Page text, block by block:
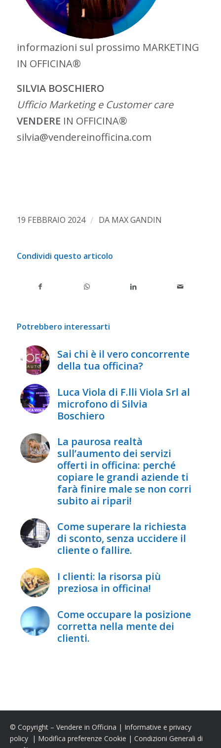
informazioni sul prossimo MARKETING
IN OFFICINA®
SILVIA BOSCHIERO
Ufficio Marketing e Customer care
VENDERE IN OFFICINA®
silvia@vendereinofficina.com
19 FEBBRAIO 2024 / DA MAX GANDIN
Condividi questo articolo
Potrebbero interessarti
Sai chi è il vero concorrente
della tua officina?
Luca Viola di F.lli Viola Srl al
microfono di Silvia
Boschiero
La paurosa realtà
sull’aumento dei servizi
offerti in officina: perché
copiare le grandi aziende ti
farà finire male se non corri
subito ai ripari!
Come superare la richiesta
di sconto, senza uccidere il
cliente o fallire.
I clienti: la risorsa più
preziosa in officina!
Come occupare la posizione
corretta nella mente dei
clienti.
© Copyright – Vendere in Officina | Informative e privacy
policy | Modifica preferenze Cookie | Condizioni Generali di